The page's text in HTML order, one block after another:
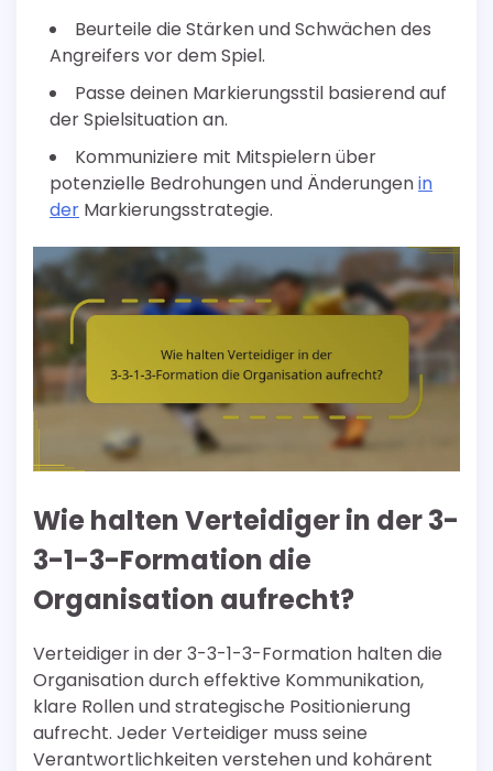
Beurteile die Stärken und Schwächen des
Angreifers vor dem Spiel.
Passe deinen Markierungsstil basierend auf
der Spielsituation an.
Kommuniziere mit Mitspielern über
potenzielle Bedrohungen und Änderungenin
der Markierungsstrategie.
Wie halten Verteidiger in der 3-
3-1-3-Formation die
Organisation aufrecht?
Verteidiger in der 3-3-1-3-Formation halten die
Organisation durch effektive Kommunikation,
klare Rollen und strategische Positionierung
aufrecht. Jeder Verteidiger muss seine
Verantwortlichkeiten verstehen und kohärent